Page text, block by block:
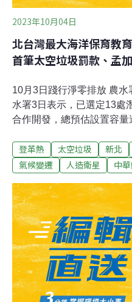
2023年10月04日
北台灣最大海洋保育教
首筆太空垃圾罰款、孟
10月3日踐行淨零排放 農
水署3日表示，已選定13處
合作開發，總預估設置容
業部農田水利署發布新聞
園市、苗栗縣、宜蘭縣及花
置容量達640瓩為最多。（
零排放關鍵戰略 台肥進口
策，「氫能」也是能源轉
料公司召開研討會，探討
術，台肥在今（2023）年6
口台灣首批「低碳氨」，
望挹注國內發電，或是水
能在未來能源配比上，達到
登革熱 太空垃圾 新北
氣候變遷
人造衛星 中